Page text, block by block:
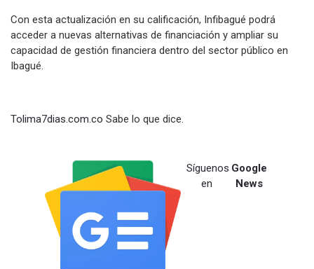
Con esta actualización en su calificación, Infibagué podrá
acceder a nuevas alternativas de financiación y ampliar su
capacidad de gestión financiera dentro del sector público en
Ibagué.
Tolima7dias.com.co Sabe lo que dice.
Síguenos
en
Google
News